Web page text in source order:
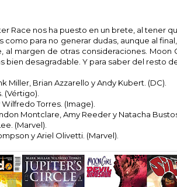
Race nos ha puesto en un brete, al tener
como para no generar dudas, aunque al
margen de otras consideraciones. Moon
bien desagradable. Y para saber del resto
Miller, Brian Azzarello y Andy Kubert. (DC).
(Vértigo).
Torres. (Image).
Montclare, Amy Reeder y Natacha
(Marvel).
y Ariel Olivetti. (Marvel).